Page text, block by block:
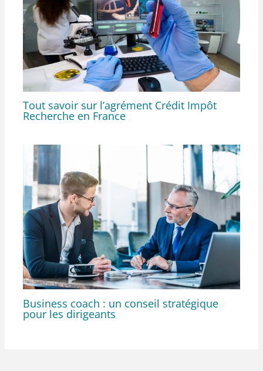
Tout savoir sur l’agrément Crédit Impôt
Recherche en France
Business coach : un conseil stratégique
pour les dirigeants